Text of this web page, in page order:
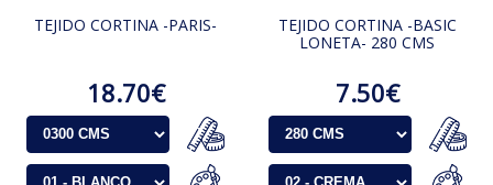
TEJIDO CORTINA -PARIS-
18.70€
TEJIDO CORTINA -BASIC
LONETA- 280 CMS
7.50€